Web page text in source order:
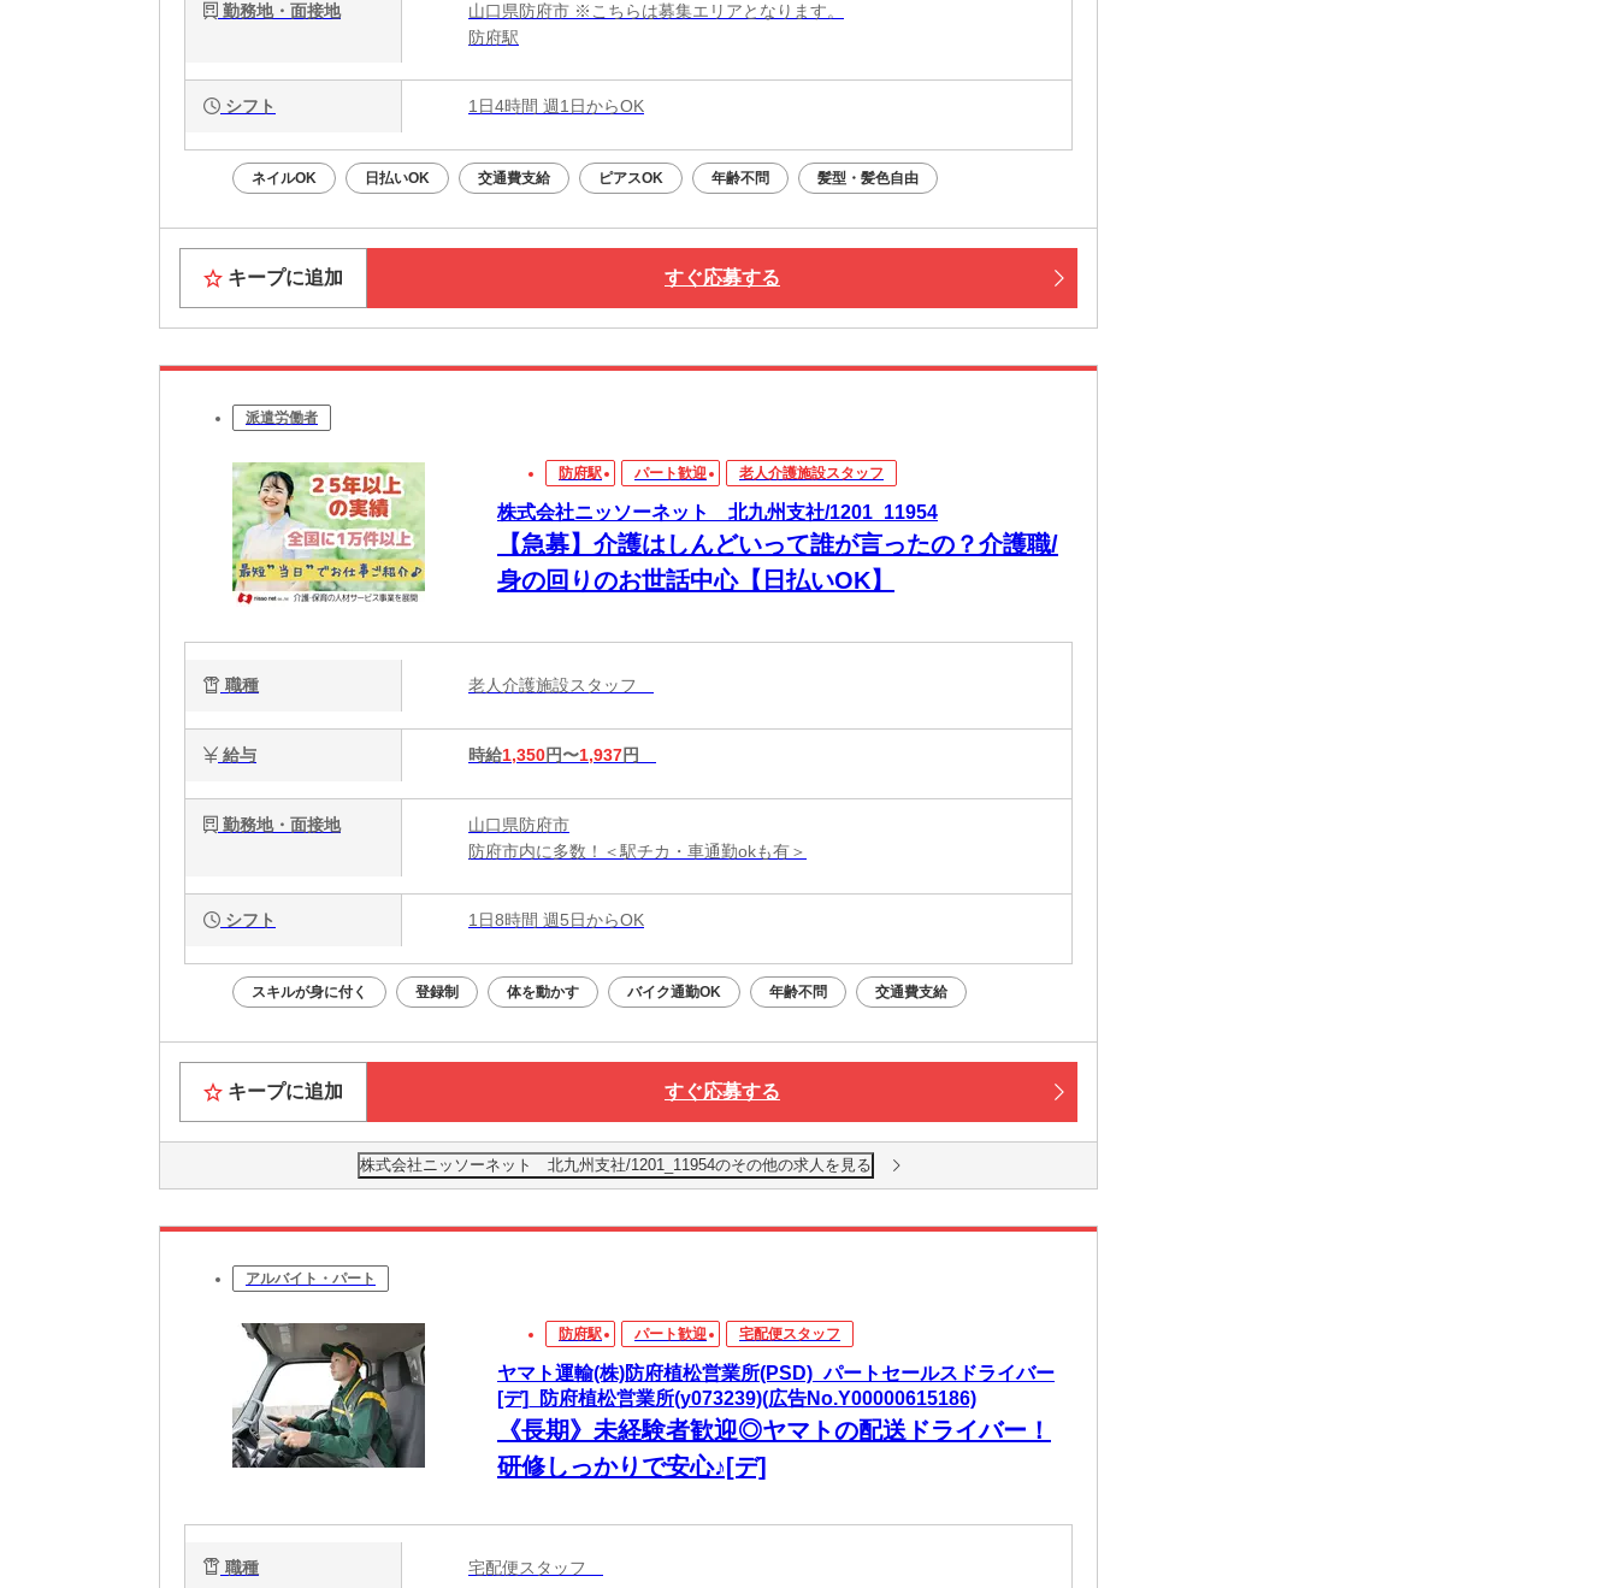
勤務地・面接地
山口県防府市 ※こちらは募集エリアとなります。
防府駅
シフト 1日4時間 週1日からOK
ネイルOK 日払いOK 交通費支給 ピアスOK 年齢不問 髪型・髪色自由
キープに追加 すぐ応募する
派遣労働者
防府駅 パート歓迎 老人介護施設スタッフ
株式会社ニッソーネット 北九州支社/1201_11954
【急募】介護はしんどいって誰が言ったの？介護職/
身の回りのお世話中心【日払いOK】
職種 老人介護施設スタッフ
給与 時給1,350円〜1,937円
勤務地・面接地
山口県防府市
防府市内に多数！＜駅チカ・車通勤okも有＞
シフト 1日8時間 週5日からOK
スキルが身に付く 登録制 体を動かす バイク通勤OK 年齢不問 交通費支給
キープに追加 すぐ応募する
株式会社ニッソーネット 北九州支社/1201_11954のその他の求人を見る
アルバイト・パート
防府駅 パート歓迎 宅配便スタッフ
ヤマト運輸(株)防府植松営業所(PSD)_パートセールスドライバー
[デ]_防府植松営業所(y073239)(広告No.Y00000615186)
《長期》未経験者歓迎◎ヤマトの配送ドライバー！
研修しっかりで安心♪[デ]
職種 宅配便スタッフ